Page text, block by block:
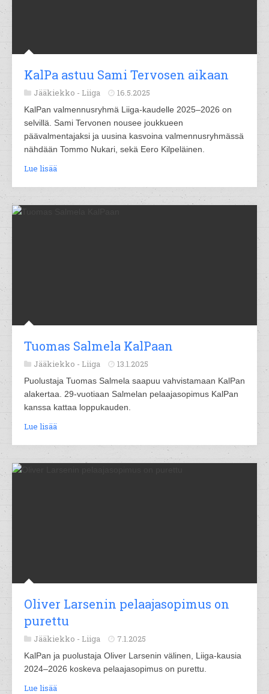
KalPa astuu Sami Tervosen aikaan
Jääkiekko - Liiga 16.5.2025
KalPan valmennusryhmä Liiga-kaudelle 2025–2026 on
selvillä. Sami Tervonen nousee joukkueen
päävalmentajaksi ja uusina kasvoina valmennusryhmässä
nähdään Tommo Nukari, sekä Eero Kilpeläinen.
Lue lisää
Tuomas Salmela KalPaan
Jääkiekko - Liiga 13.1.2025
Puolustaja Tuomas Salmela saapuu vahvistamaan KalPan
alakertaa. 29-vuotiaan Salmelan pelaajasopimus KalPan
kanssa kattaa loppukauden.
Lue lisää
Oliver Larsenin pelaajasopimus on
purettu
Jääkiekko - Liiga 7.1.2025
KalPan ja puolustaja Oliver Larsenin välinen, Liiga-kausia
2024–2026 koskeva pelaajasopimus on purettu.
Lue lisää